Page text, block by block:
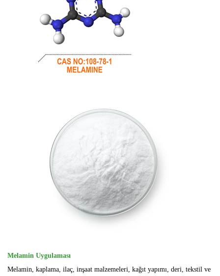
Melamin Uygulaması
Melamin, kaplama, ilaç, inşaat malzemeleri, kağıt yapımı, deri, tekstil ve